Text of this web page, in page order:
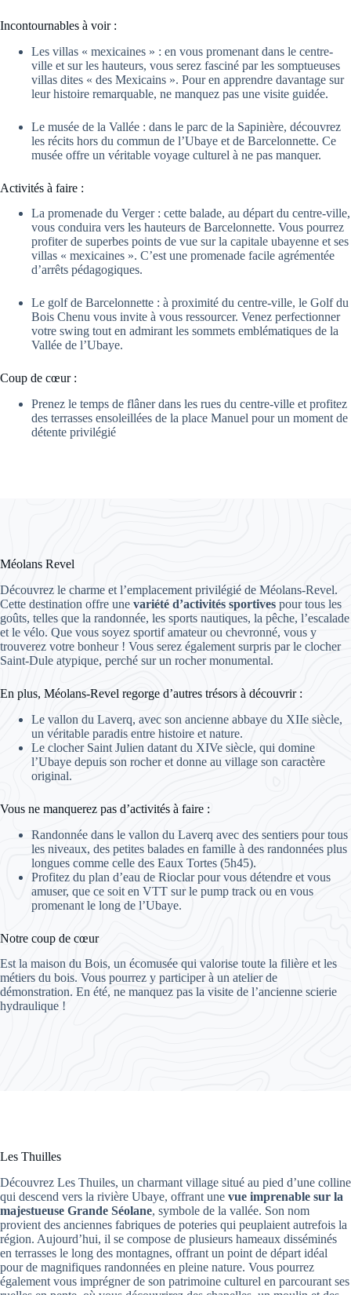
Incontournables à voir :
Les villas « mexicaines » : en vous promenant dans le centre-
ville et sur les hauteurs, vous serez fasciné par les somptueuses
villas dites « des Mexicains ». Pour en apprendre davantage sur
leur histoire remarquable, ne manquez pas une visite guidée.
Le musée de la Vallée : dans le parc de la Sapinière, découvrez
les récits hors du commun de l’Ubaye et de Barcelonnette. Ce
musée offre un véritable voyage culturel à ne pas manquer.
Activités à faire :
La promenade du Verger : cette balade, au départ du centre-ville,
vous conduira vers les hauteurs de Barcelonnette. Vous pourrez
profiter de superbes points de vue sur la capitale ubayenne et ses
villas « mexicaines ». C’est une promenade facile agrémentée
d’arrêts pédagogiques.
Le golf de Barcelonnette : à proximité du centre-ville, le Golf du
Bois Chenu vous invite à vous ressourcer. Venez perfectionner
votre swing tout en admirant les sommets emblématiques de la
Vallée de l’Ubaye.
Coup de cœur :
Prenez le temps de flâner dans les rues du centre-ville et profitez
des terrasses ensoleillées de la place Manuel pour un moment de
détente privilégié
Méolans Revel
Découvrez le charme et l’emplacement privilégié de Méolans-Revel.
Cette destination offre une variété d’activités sportives pour tous les
goûts, telles que la randonnée, les sports nautiques, la pêche, l’escalade
et le vélo. Que vous soyez sportif amateur ou chevronné, vous y
trouverez votre bonheur ! Vous serez également surpris par le clocher
Saint-Dule atypique, perché sur un rocher monumental.
En plus, Méolans-Revel regorge d’autres trésors à découvrir :
Le vallon du Laverq, avec son ancienne abbaye du XIIe siècle,
un véritable paradis entre histoire et nature.
Le clocher Saint Julien datant du XIVe siècle, qui domine
l’Ubaye depuis son rocher et donne au village son caractère
original.
Vous ne manquerez pas d’activités à faire :
Randonnée dans le vallon du Laverq avec des sentiers pour tous
les niveaux, des petites balades en famille à des randonnées plus
longues comme celle des Eaux Tortes (5h45).
Profitez du plan d’eau de Rioclar pour vous détendre et vous
amuser, que ce soit en VTT sur le pump track ou en vous
promenant le long de l’Ubaye.
Notre coup de cœur
Est la maison du Bois, un écomusée qui valorise toute la filière et les
métiers du bois. Vous pourrez y participer à un atelier de
démonstration. En été, ne manquez pas la visite de l’ancienne scierie
hydraulique !
Les Thuilles
Découvrez Les Thuiles, un charmant village situé au pied d’une colline
qui descend vers la rivière Ubaye, offrant une vue imprenable sur la
majestueuse Grande Séolane, symbole de la vallée. Son nom
provient des anciennes fabriques de poteries qui peuplaient autrefois la
région. Aujourd’hui, il se compose de plusieurs hameaux disséminés
en terrasses le long des montagnes, offrant un point de départ idéal
pour de magnifiques randonnées en pleine nature. Vous pourrez
également vous imprégner de son patrimoine culturel en parcourant ses